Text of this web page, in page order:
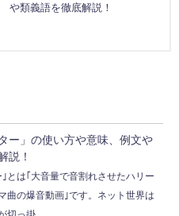
や類義語を徹底解説！
ー」の使い方や意味、例文や
説！
｣とは｢大音量で音割れさせたハリー
曲の爆音動画｣です。ネット世界は